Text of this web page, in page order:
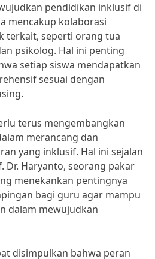
pendidikan inklusif di
mencakup kolaborasi
terkait, seperti orang tua
psikolog. Hal ini penting
setiap siswa mendapatkan
sesuai dengan
terus mengembangkan
merancang dan
yang inklusif. Hal ini sejalan
Dr. Haryanto, seorang pakar
menekankan pentingnya
bagi guru agar mampu
dalam mewujudkan
disimpulkan bahwa peran